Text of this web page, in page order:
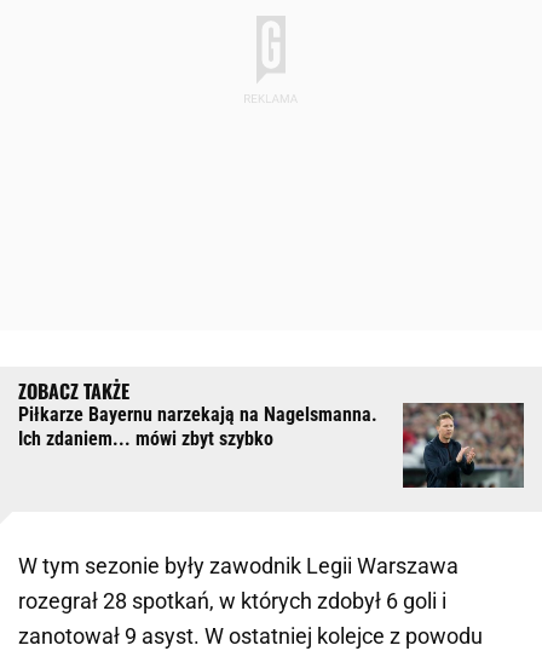
Piłkarze Bayernu narzekają na Nagelsmanna.
Ich zdaniem... mówi zbyt szybko
W tym sezonie były zawodnik Legii Warszawa
rozegrał 28 spotkań, w których zdobył 6 goli i
zanotował 9 asyst. W ostatniej kolejce z powodu